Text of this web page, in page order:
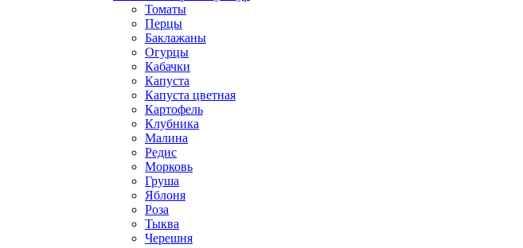
Томаты
Перцы
Баклажаны
Огурцы
Кабачки
Капуста
Капуста цветная
Картофель
Клубника
Малина
Редис
Морковь
Груша
Яблоня
Роза
Тыква
Черешня